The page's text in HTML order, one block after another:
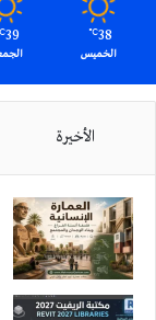
38
℃
الخميس
39
الأخيرة